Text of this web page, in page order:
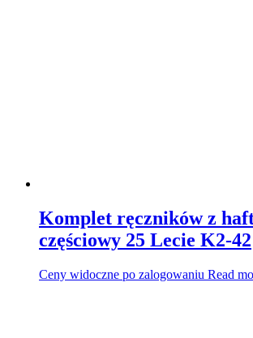
Komplet ręczników z
częściowy 25 Lecie K2-42
Ceny widoczne po zalogowaniu Read